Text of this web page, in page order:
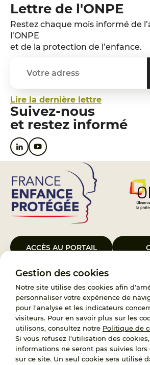
Gestion des cookies
Notre site utilise des cookies afin
personnaliser votre expérience de
pour l'analyse et les indicateurs
visiteurs. Pour en savoir plus sur les
utilisons, consultez notre Politique de
Si vous refusez l'utilisation des cookies,
informations ne seront pas suivies lors
sur ce site. Un seul cookie sera utilisé
Lettre de l'ONPE
Restez chaque mois informé de
l’ONPE
et de la protection de l’enfance.
Lire la dernière lettre
Suivez-nous
et restez informé
ACCÈS AU PORTAIL
Le Groupement d’Intérêt Public France
janvier 2023, a pour objet d’assurer les
119, d’accompagnement des adoptants et de
demandes d’accès aux origines personnelles.
Protégée est également un observatoire et
l’ensemble des professionnels, ainsi qu’un
politique publique à travers le soutien à
nationaux.